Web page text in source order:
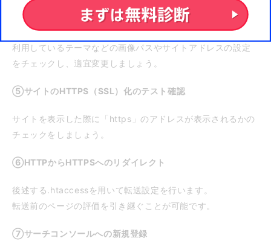
CMSにより生成されるソースコードも「https」に修正する必
要があります。
利用しているテーマなどの画像パスやサイトアドレスの設定
をチェックし、適宜変更しましょう。
⑤サイトのHTTPS（SSL）化のテスト確認
サイトを表示した際に「https」のアドレスが表示されるかの
チェックをしましょう。
⑥HTTPからHTTPSへのリダイレクト
後述する.htaccessを用いて転送設定を行います。
転送前のページの評価を引き継ぐことが可能です。
⑦サーチコンソールへの新規登録